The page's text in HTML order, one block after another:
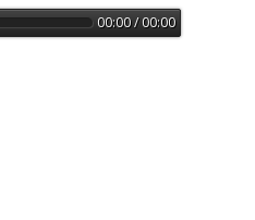
00:00 / 00:00